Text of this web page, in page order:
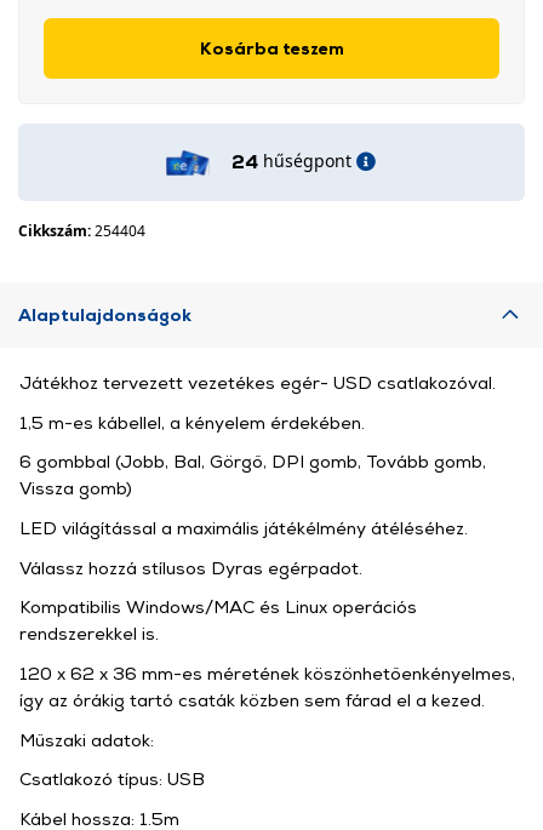
Kosárba teszem
24 hűségpont
Cikkszám:254404
Alaptulajdonságok
Játékhoz tervezett vezetékes egér- USD csatlakozóval.
1,5 m-es kábellel, a kényelem érdekében.
6 gombbal (Jobb, Bal, Görgő, DPI gomb, Tovább gomb,
Vissza gomb)
LED világítással a maximális játékélmény átéléséhez.
Válassz hozzá stílusos Dyras egérpadot.
Kompatibilis Windows/MAC és Linux operációs
rendszerekkel is.
120 x 62 x 36 mm-es méretének köszönhetőenkényelmes,
így az órákig tartó csaták közben sem fárad el a kezed.
Műszaki adatok:
Csatlakozó típus: USB
Kábel hossza: 1.5m